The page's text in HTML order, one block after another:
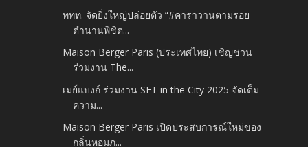
ททท. จัดยิ่งใหญ่ปล่อยตัว “#คาราวานตามรอย
ตำนานพิชิต...
Maison Berger Paris (ประเทศไทย) เชิญชวน
ร่วมงาน The...
เมย์แบงก์ ร่วมงาน SET in the City 2025 จัดเต็ม
ความ...
Maison Berger Paris เปิดประสบการณ์ใหม่ของ
กลิ่นหอมภ...